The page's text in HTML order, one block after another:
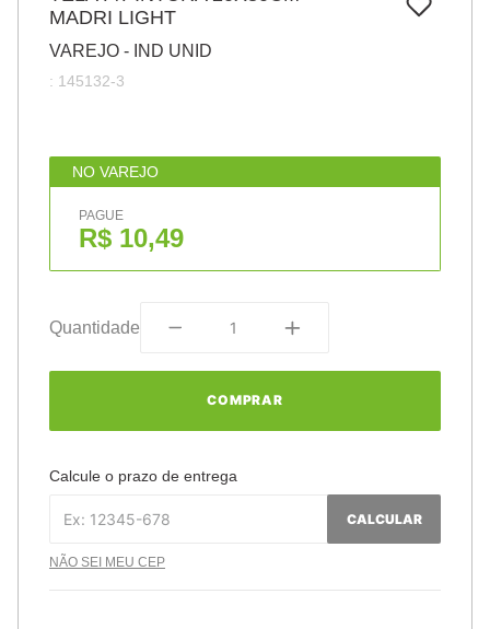
MADRI LIGHT
VAREJO - IND UNID
: 145132-3
NO VAREJO
PAGUE
R$ 10,49
Quantidade
COMPRAR
Calcule o prazo de entrega
CALCULAR
NÃO SEI MEU CEP
papel
cola
barbante